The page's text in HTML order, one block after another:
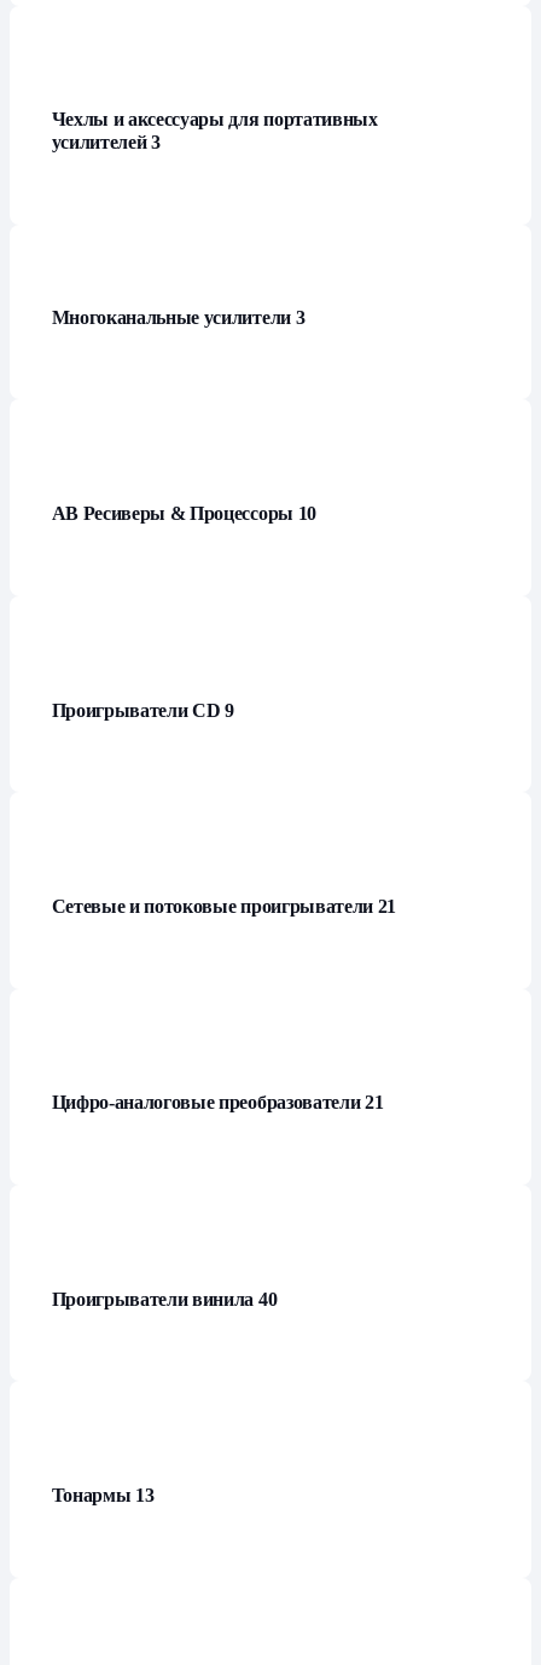
Чехлы и аксессуары для портативных
усилителей3
Многоканальные усилители 3
АВ Ресиверы & Процессоры 10
Проигрыватели СD9
Сетевые и потоковые проигрыватели 21
Цифро-аналоговые преобразователи21
Проигрыватели винила 40
Тонармы 13